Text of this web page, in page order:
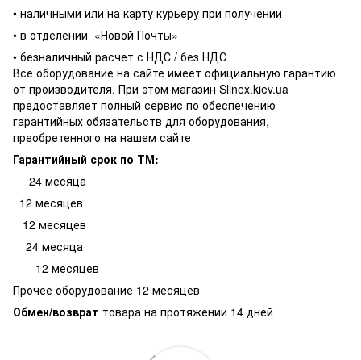
• наличными или на карту курьеру при получении
• в отделении «Новой Почты»
• безналичный расчет с НДС / без НДС
Всё оборудование на сайте имеет официальную гарантию
от производителя. При этом магазин Slinex.kiev.ua
предоставляет полный сервис по обеспечению
гарантийных обязательств для оборудования,
преобретенного на нашем сайте
Гарантийный срок по ТМ:
24 месяца
12 месяцев
12 месяцев
24 месяца
12 месяцев
Прочее оборудование 12 месяцев
Обмен/возврат товара на протяжении 14 дней